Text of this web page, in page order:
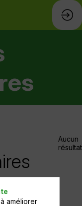
Aucun
résultat
améliorer